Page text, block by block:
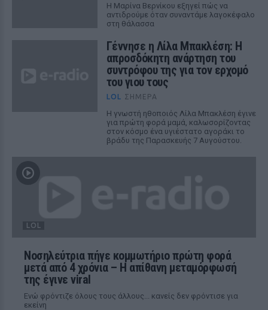
Η Μαρίνα Βερνίκου εξηγεί πώς να
αντιδρούμε όταν συναντάμε λαγοκέφαλο
στη θάλασσα
Γέννησε η Λίλα Μπακλέση: Η
απροσδόκητη ανάρτηση του
συντρόφου της για τον ερχομό
του γιου τους
LOL ΣΉΜΕΡΑ
Η γνωστή ηθοποιός Λίλα Μπακλέση έγινε
για πρώτη φορά μαμά, καλωσορίζοντας
στον κόσμο ένα υγιέστατο αγοράκι το
βράδυ της Παρασκευής 7 Αυγούστου.
LOL
Νοσηλεύτρια πήγε κομμωτήριο πρώτη φορά
μετά από 4 χρόνια – Η απίθανη μεταμόρφωσή
της έγινε viral
Ενώ φρόντιζε όλους τους άλλους... κανείς δεν φρόντισε για
εκείνη